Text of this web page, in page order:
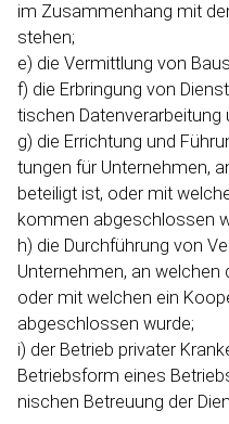
im Zusammenhang mit
stehen;
e) die Vermittlung von
f) die Erbringung von
tischen
g) die Errichtung und
tungen für Unternehmen,
beteiligt ist, oder mit
kommen abgeschlossen
h) die Durchführung von
Unternehmen, an welchen
oder mit welchen ein
abgeschlossen wurde;
i) der Betrieb privater
Betriebsform eines
nischen Betreuung der